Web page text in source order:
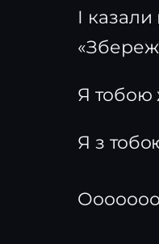
І
Я тобою
Я з